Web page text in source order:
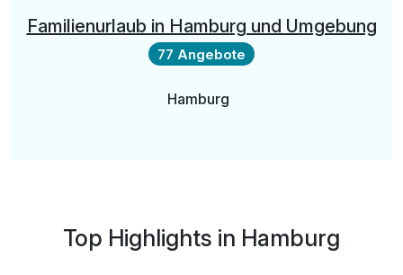
Familienurlaub in Hamburg und Umgebung
77 Angebote
Hamburg
Top Highlights in Hamburg